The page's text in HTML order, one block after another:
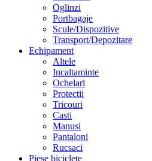
Oglinzi
Portbagaje
Scule/Dispozitive
Transport/Depozitare
Echipament
Altele
Incaltaminte
Ochelari
Protectii
Tricouri
Casti
Manusi
Pantaloni
Rucsaci
Piese biciclete